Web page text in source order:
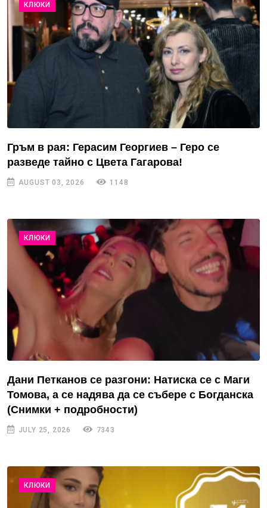
КЛЮКИ
Гръм в рая: Герасим Георгиев – Геро се
разведе тайно с Цвета Гагарова!
AUGUST 03, 2026 1148
КЛЮКИ
Дани Петканов се разгони: Натиска се с Маги
Томова, а се надява да се събере с Богданска
(Снимки + подробности)
JULY 25, 2026 7343
КЛЮКИ